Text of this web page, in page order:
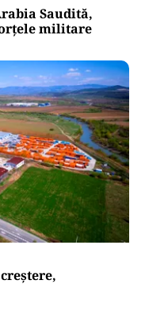
Saudită,
militare